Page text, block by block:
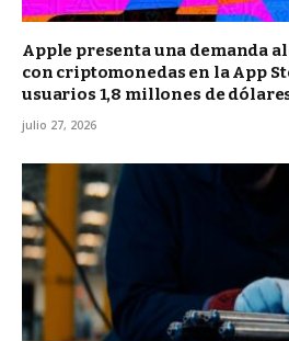
Apple presenta una demanda
con criptomonedas en la App
usuarios 1,8 millones de
julio 27, 2026